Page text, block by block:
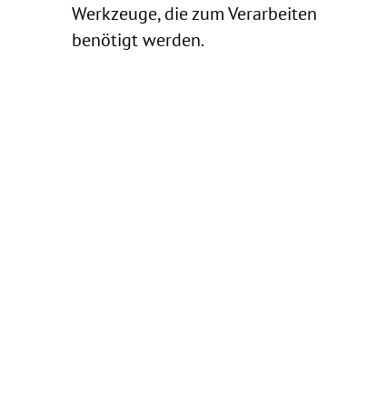
Werkzeuge, die zum Verarbeiten
benötigt werden.